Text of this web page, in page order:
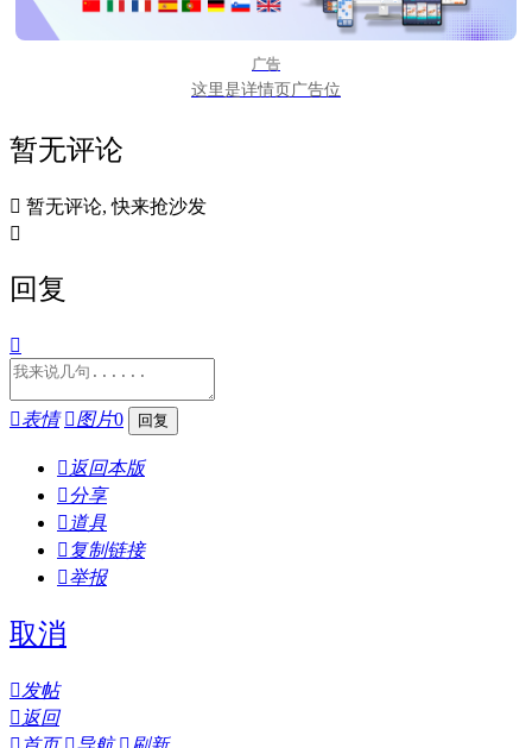
广告
这里是详情页广告位
暂无评论
 暂无评论, 快来抢沙发

回复

表情 图片0
 返回本版
分享
 道具
 复制链接
举报
取消
发帖
 返回